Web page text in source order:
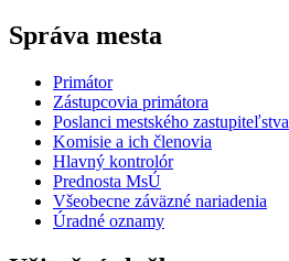
Správa mesta
Primátor
Zástupcovia primátora
Poslanci mestského zastupiteľstva
Komisie a ich členovia
Hlavný kontrolór
Prednosta MsÚ
Všeobecne záväzné nariadenia
Úradné oznamy